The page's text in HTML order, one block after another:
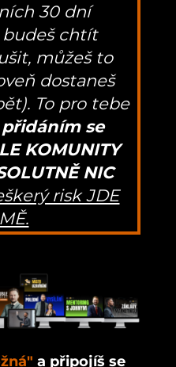
30 dní
budeš chtít
můžeš to
dostaneš
To pro tebe
přidáním se
KOMUNITY
NIC
risk JDE
a připojíš se